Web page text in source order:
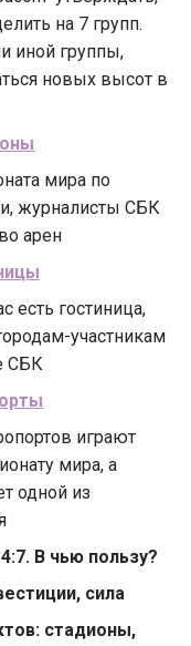
на 7 групп.
иной группы,
новых высот в
мира по
журналисты СБК
арен
есть гостиница,
участникам
СБК
играют
мира, а
одной из
В чью пользу?
сила
стадионы,